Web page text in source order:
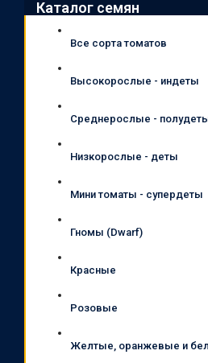
Каталог семян
Все сорта томатов
Высокорослые - индеты
Среднерослые -
Низкорослые - деты
Мини томаты - супердеты
Гномы (Dwarf)
Красные
Розовые
Желтые, оранжевые и